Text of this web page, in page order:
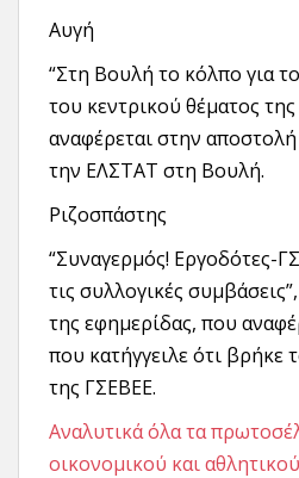
Αυγή
“Στη Βουλή το κόλπο για
του κεντρικού θέματος
αναφέρεται στην αποστολή
την ΕΛΣΤΑΤ στη Βουλή.
Ριζοσπάστης
“Συναγερμός! Εργοδότες-
τις συλλογικές
της εφημερίδας, που
που κατήγγειλε ότι
της ΓΣΕΒΕΕ.
Αναλυτικά όλα τα
οικονομικού και